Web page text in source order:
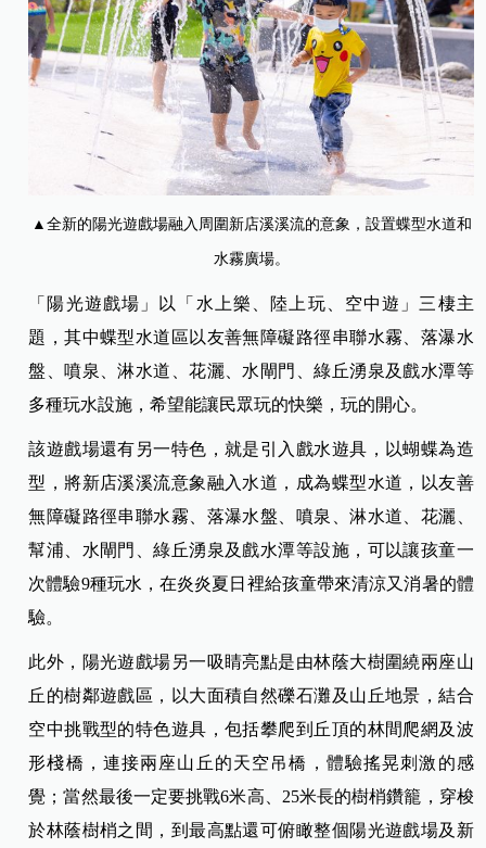
▲全新的陽光遊戲場融入周圍新店溪溪流的意象，設置蝶型水道和
水霧廣場。
「陽光遊戲場」以「水上樂、陸上玩、空中遊」三棲主
題，其中蝶型水道區以友善無障礙路徑串聯水霧、落瀑水
盤、噴泉、淋水道、花灑、水閘門、綠丘湧泉及戲水潭等
多種玩水設施，希望能讓民眾玩的快樂，玩的開心。
該遊戲場還有另一特色，就是引入戲水遊具，以蝴蝶為造
型，將新店溪溪流意象融入水道，成為蝶型水道，以友善
無障礙路徑串聯水霧、落瀑水盤、噴泉、淋水道、花灑、
幫浦、水閘門、綠丘湧泉及戲水潭等設施，可以讓孩童一
次體驗9種玩水，在炎炎夏日裡給孩童帶來清涼又消暑的體
驗。
此外，陽光遊戲場另一吸睛亮點是由林蔭大樹圍繞兩座山
丘的樹鄰遊戲區，以大面積自然礫石灘及山丘地景，結合
空中挑戰型的特色遊具，包括攀爬到丘頂的林間爬網及波
形棧橋，連接兩座山丘的天空吊橋，體驗搖晃刺激的感
覺；當然最後一定要挑戰6米高、25米長的樹梢鑽籠，穿梭
於林蔭樹梢之間，到最高點還可俯瞰整個陽光遊戲場及新